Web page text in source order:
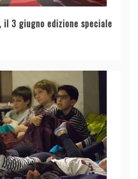
3 giugno edizione speciale